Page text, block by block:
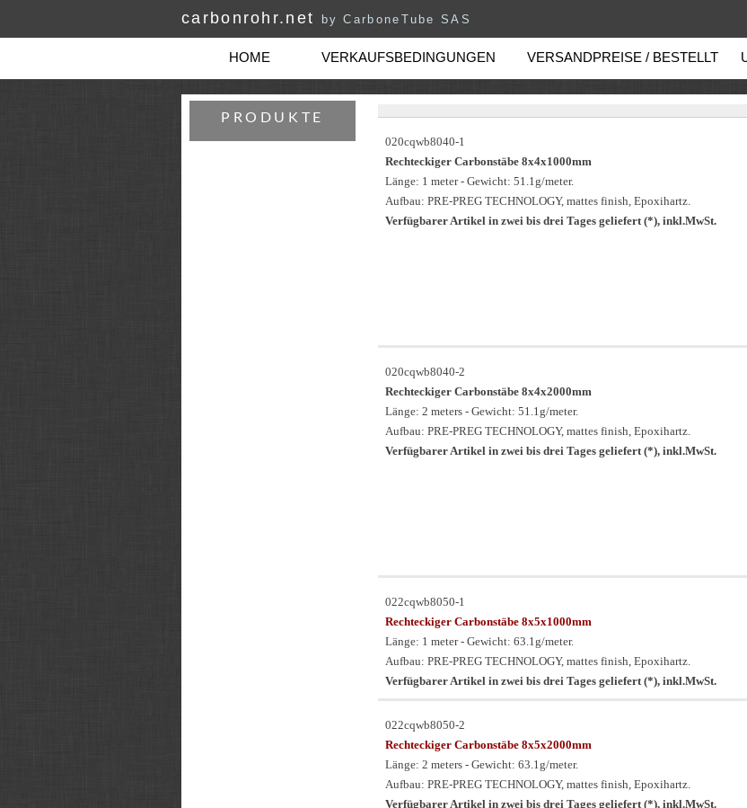
carbonrohr.net by CarboneTube SAS
HOME VERKAUFSBEDINGUNGEN VERSANDPREISE / BESTELLT
PRODUKTE
020cqwb8040-1
Rechteckiger Carbonstäbe 8x4x1000mm
Länge: 1 meter - Gewicht: 51.1g/meter.
Aufbau: PRE-PREG TECHNOLOGY, mattes finish, Epoxihartz.
Verfügbarer Artikel in zwei bis drei Tages geliefert (*), inkl.MwSt.
020cqwb8040-2
Rechteckiger Carbonstäbe 8x4x2000mm
Länge: 2 meters - Gewicht: 51.1g/meter.
Aufbau: PRE-PREG TECHNOLOGY, mattes finish, Epoxihartz.
Verfügbarer Artikel in zwei bis drei Tages geliefert (*), inkl.MwSt.
022cqwb8050-1
Rechteckiger Carbonstäbe 8x5x1000mm
Länge: 1 meter - Gewicht: 63.1g/meter.
Aufbau: PRE-PREG TECHNOLOGY, mattes finish, Epoxihartz.
Verfügbarer Artikel in zwei bis drei Tages geliefert (*), inkl.MwSt.
022cqwb8050-2
Rechteckiger Carbonstäbe 8x5x2000mm
Länge: 2 meters - Gewicht: 63.1g/meter.
Aufbau: PRE-PREG TECHNOLOGY, mattes finish, Epoxihartz.
Verfügbarer Artikel in zwei bis drei Tages geliefert (*), inkl.MwSt.